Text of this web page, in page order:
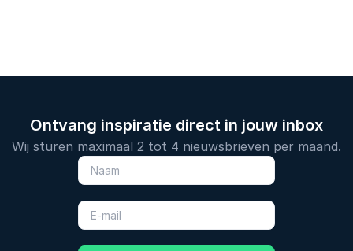
Ontvang inspiratie direct in jouw inbox
Wij sturen maximaal 2 tot 4 nieuwsbrieven per maand.